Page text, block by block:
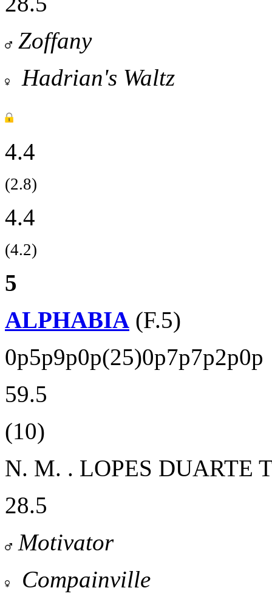
Zoffany
Hadrian's Waltz
4.4
(2.8)
4.4
(4.2)
5
ALPHABIA (F.5)
0p5p9p0p(25)0p7p7p2p0p
59.5
(10)
N. M. . LOPES DUARTE
28.5
Motivator
Compainville